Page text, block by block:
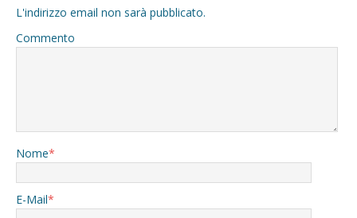
L'indirizzo email non sarà pubblicato.
Commento
Nome*
E-Mail*